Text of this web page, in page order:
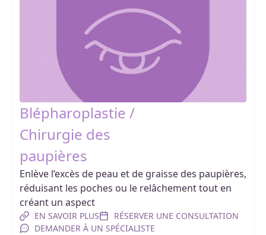
Blépharoplastie /
Chirurgie des
paupières
Enlève l’excès de peau et de graisse des paupières,
réduisant les poches ou le relâchement tout en
créant un aspect
EN SAVOIR PLUS
RÉSERVER UNE CONSULTATION
DEMANDER À UN SPÉCIALISTE